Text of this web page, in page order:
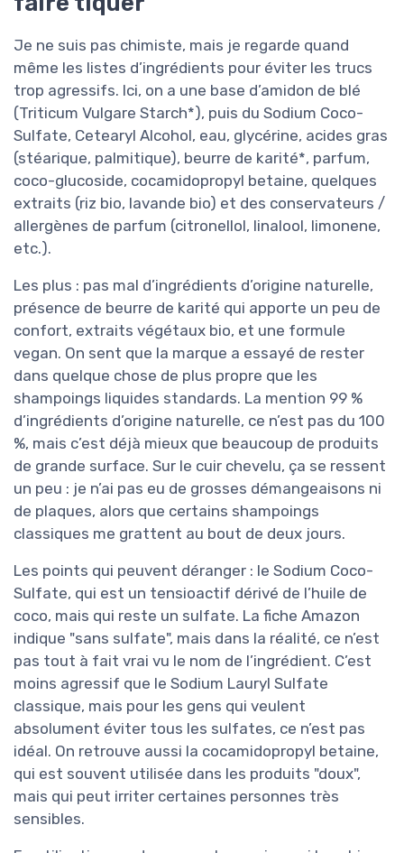
Je ne suis pas chimiste, mais je regarde quand
même les listes d’ingrédients pour éviter les trucs
trop agressifs. Ici, on a une base d’amidon de blé
(Triticum Vulgare Starch*), puis du Sodium Coco-
Sulfate, Cetearyl Alcohol, eau, glycérine, acides gras
(stéarique, palmitique), beurre de karité*, parfum,
coco-glucoside, cocamidopropyl betaine, quelques
extraits (riz bio, lavande bio) et des conservateurs /
allergènes de parfum (citronellol, linalool, limonene,
etc.).
Les plus : pas mal d’ingrédients d’origine naturelle,
présence de beurre de karité qui apporte un peu de
confort, extraits végétaux bio, et une formule
vegan. On sent que la marque a essayé de rester
dans quelque chose de plus propre que les
shampoings liquides standards. La mention 99 %
d’ingrédients d’origine naturelle, ce n’est pas du 100
%, mais c’est déjà mieux que beaucoup de produits
de grande surface. Sur le cuir chevelu, ça se ressent
un peu : je n’ai pas eu de grosses démangeaisons ni
de plaques, alors que certains shampoings
classiques me grattent au bout de deux jours.
Les points qui peuvent déranger : le Sodium Coco-
Sulfate, qui est un tensioactif dérivé de l’huile de
coco, mais qui reste un sulfate. La fiche Amazon
indique "sans sulfate", mais dans la réalité, ce n’est
pas tout à fait vrai vu le nom de l’ingrédient. C’est
moins agressif que le Sodium Lauryl Sulfate
classique, mais pour les gens qui veulent
absolument éviter tous les sulfates, ce n’est pas
idéal. On retrouve aussi la cocamidopropyl betaine,
qui est souvent utilisée dans les produits "doux",
mais qui peut irriter certaines personnes très
sensibles.